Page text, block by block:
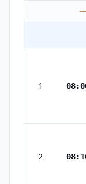
1
2